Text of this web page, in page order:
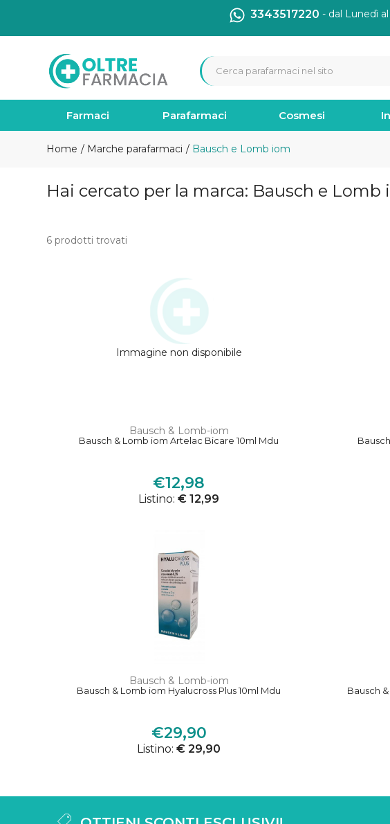
3343517220 - dal Lunedì
Farmaci Parafarmaci Cosmesi
Home Marche parafarmaci Bausch e Lomb iom
Hai cercato per la marca: Bausch e Lomb
6 prodotti trovati
Immagine non disponibile
Bausch & Lomb-iom
Bausch & Lomb iom Artelac Bicare 10ml Mdu
€12,98
Listino:€ 12,99
Bausch & Lomb-iom
Bausch & Lomb iom Hyalucross Plus 10ml Mdu
€29,90
Listino:€ 29,90
Bausch